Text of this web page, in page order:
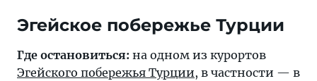
Эгейское побережье Турции
Где остановиться: на одном из курортов
Эгейского побережья Турции, в частности — в